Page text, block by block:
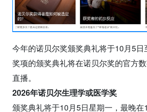
今年的诺贝尔奖颁奖典礼将于10月5
奖项的颁奖典礼将在诺贝尔奖的官方
直播。
2026年诺贝尔生理学或医学奖
颁奖典礼将于10月5日星期一，最晚